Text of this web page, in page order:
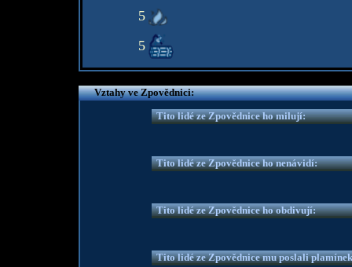
5
5
Vztahy ve Zpovědnici:
Tito lidé ze Zpovědnice ho milují:
Tito lidé ze Zpovědnice ho nenávidí:
Tito lidé ze Zpovědnice ho obdivují:
Tito lidé ze Zpovědnice mu poslali